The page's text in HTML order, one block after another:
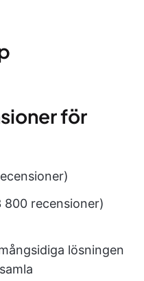
för
800 recensioner)
lösningen